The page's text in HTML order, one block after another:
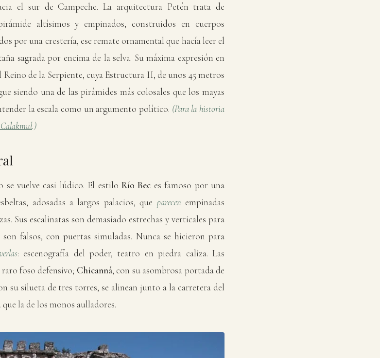
el sur de Campeche. La arquitectura Petén trata de
altísimos y empinados, construidos en cuerpos
por una crestería, ese remate ornamental que hacía leer el
sagrada por encima de la selva. Su máxima expresión en
Reino de la Serpiente, cuya Estructura II, de unos 45 metros
siendo una de las pirámides más colosales que los mayas
la escala como un argumento político. (Para la historia
.)
se vuelve casi lúdico. El estiloRío Bec es famoso por una
adosadas a largos palacios, que parecenempinadas
Sus escalinatas son demasiado estrechas y verticales para
falsos, con puertas simuladas. Nunca se hicieron para
: escenografía del poder, teatro en piedra caliza. Las
raro foso defensivo; Chicanná, con su asombrosa portada de
su silueta de tres torres, se alinean junto a la carretera del
la de los monos aulladores.